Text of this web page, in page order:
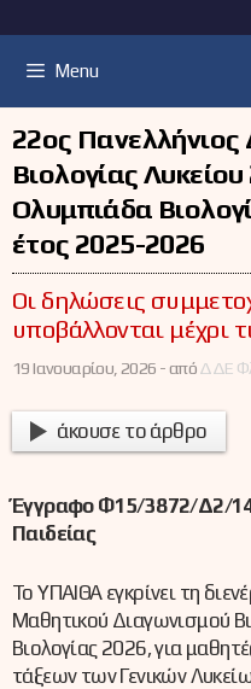
Menu
22ος Πανελλήνιος
Βιολογίας
Ολυμπιάδα
έτος 2025-2026
Οι δηλώσεις
υποβάλλονται μέχρι
19 Ιανουαρίου, 2026 -απόΔΔΕ
άκουσε το άρθρο
Έγγραφο Φ15/3872/Δ2/
Παιδείας
Το ΥΠΑΙΘΑ εγκρίνει τη
Μαθητικού Διαγωνισμού
Βιολογίας 2026, για
τάξεων των Γενικών